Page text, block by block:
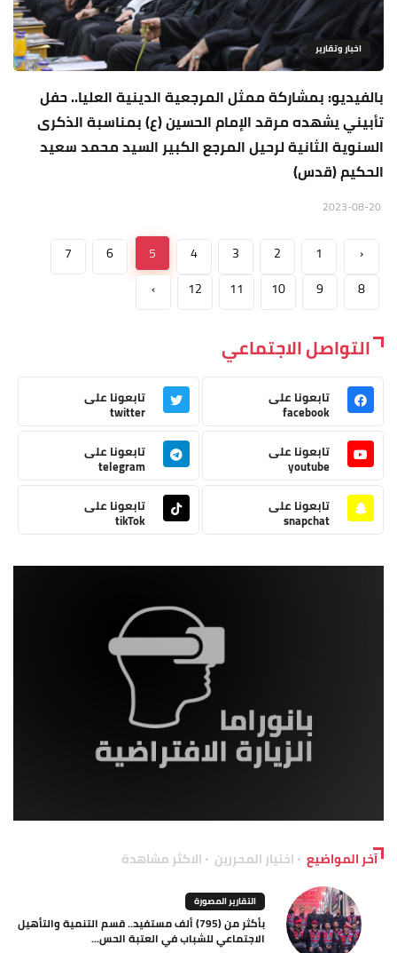
اخبار وتقارير
بالفيديو: بمشاركة ممثل المرجعية الدينية العليا.. حفل
تأبيني يشهده مرقد الإمام الحسين (ع) بمناسبة الذكرى
السنوية الثانية لرحيل المرجع الكبير السيد محمد سعيد
الحكيم (قدس)
‹
1
2
3
4
5
6
7
8
9
10
11
12
›
التواصل الاجتماعي
تابعونا على
facebook
تابعونا على
twitter
تابعونا على
youtube
تابعونا على
telegram
تابعونا على
snapchat
تابعونا على
tikTok
آخر المواضيع اختيار المحررين الاكثر مشاهدة
التقارير المصورة
بأكثر من (795) ألف مستفيد.. قسم التنمية والتأهيل
الاجتماعي للشباب في العتبة الحس...